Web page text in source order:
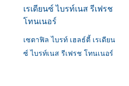
เซตาฟิล ไบรท์ เฮลธ์ตี้ เรเดียน
ซ์ ไบรท์เนส รีเฟรช โทนเนอร์